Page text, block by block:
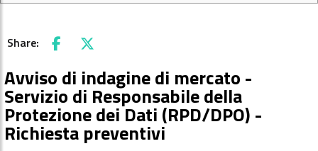
Share: Facebook
X
Avviso di indagine di mercato -
Servizio di Responsabile della
Protezione dei Dati (RPD/DPO) -
Richiesta preventivi